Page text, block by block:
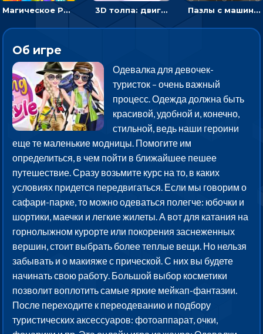
Магическое Рождество: соедини три в ряд и выполни задание 3D толпа: двигаться и собирать цветных человечков Пазлы с машинами Форд: собирать картинки и открывать новые
Об игре
Одевалка для девочек-
туристок – очень важный
процесс. Одежда должна быть
красивой, удобной и, конечно,
стильной, ведь наши героини
еще те маленькие модницы. Помогите им
определиться, в чем пойти в ближайшее пешее
путешествие. Сразу возьмите курс на то, в каких
условиях придется передвигаться. Если мы говорим о
сафари-парке, то можно одеваться полегче: юбочки и
шортики, маечки и легкие жилеты. А вот для катания на
горнолыжном курорте или покорения заснеженных
вершин, стоит выбрать более теплые вещи. Но нельзя
забывать и о макияже с прической. С них вы будете
начинать свою работу. Большой выбор косметики
позволит воплотить самые яркие мейкап-фантазии.
После переходите к переодеванию и подбору
туристических аксессуаров: фотоаппарат, очки,